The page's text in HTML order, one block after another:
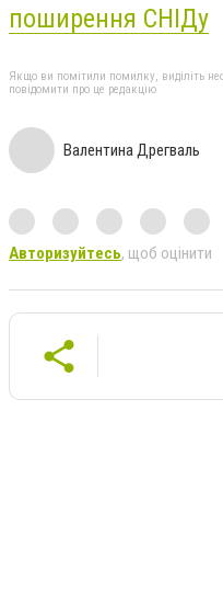
поширення СНІДу
Якщо ви помітили помилку, виділіть
повідомити про це редакцію
Валентина Дрегваль
Авторизуйтесь, щоб оцінити